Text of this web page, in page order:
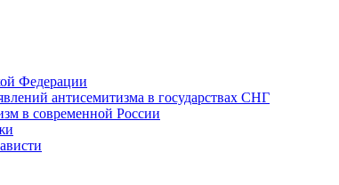
Федерации
антисемитизма в государствах СНГ
в современной России